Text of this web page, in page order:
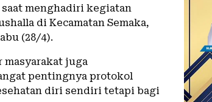
menghadiri kegiatan
di Kecamatan Semaka,
(28/4).
masyarakat juga
pentingnya protokol
diri sendiri tetapi bagi